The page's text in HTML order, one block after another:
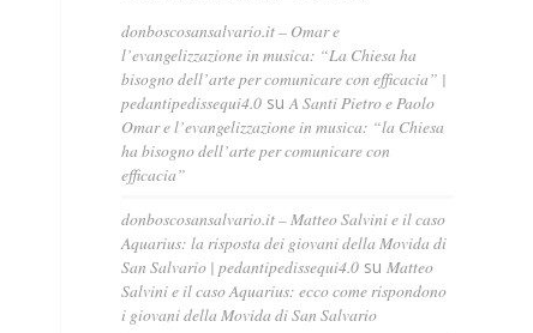
donboscosansalvario.it – Omar e
l’evangelizzazione in musica: “La Chiesa ha
bisogno dell’arte per comunicare con efficacia” |
pedantipedissequi4.0 suA Santi Pietro e Paolo
Omar e l’evangelizzazione in musica: “la Chiesa
ha bisogno dell’arte per comunicare con
efficacia”
donboscosansalvario.it – Matteo Salvini e il caso
Aquarius: la risposta dei giovani della Movida di
San Salvario | pedantipedissequi4.0 suMatteo
Salvini e il caso Aquarius: ecco come rispondono
i giovani della Movida di San Salvario